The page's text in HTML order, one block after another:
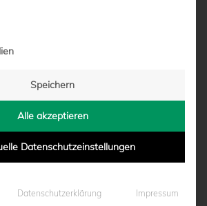
AUSWÄRTSSIEG IM
|23.11.2022 - 21:51
der Service-Gruppen, für die eine
Speichern
Alle akzeptieren
Datenschutzeinstellungen
Datenschutzerklärung Impressum